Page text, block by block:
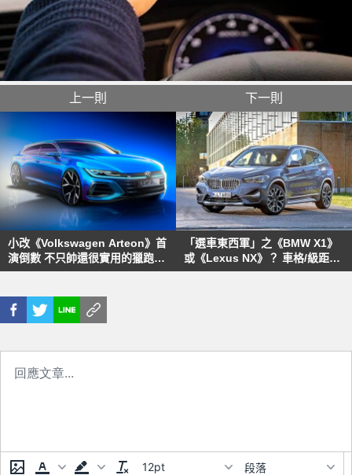
上一則
小改《Volkswagen Arteon》首
演倒數 不只帥還很實用的獵跑版
確認同步登場
下一則
「選車東西軍」之《BMW X1》
或《Lexus NX》？ 車格/級距雖
略有差異，但同屬200萬元價格
12pt 段落